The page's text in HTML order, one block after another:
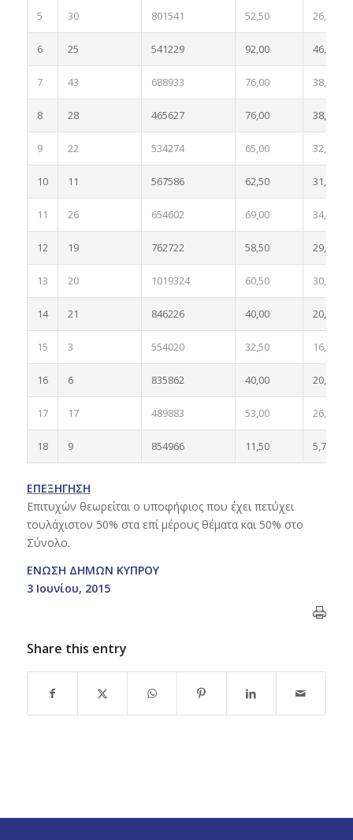
5 30 801541 52,50 26,25
6 25 541229 92,00 46,00
7 43 688933 76,00 38,00
8 28 465627 76,00 38,00
9 22 534274 65,00 32,50
10 11 567586 62,50 31,25
11 26 654602 69,00 34,50
12 19 762722 58,50 29,25
13 20 1019324 60,50 30,25
14 21 846226 40,00 20,00
15 3 554020 32,50 16,25
16 6 835862 40,00 20,00
17 17 489883 53,00 26,50
18 9 854966 11,50 5,75
ΕΠΕΞΗΓΗΣΗ
Επιτυχών θεωρείται ο υποφήφιος που έχει πετύχει
τουλάχιστον 50% στα επί μέρους θέματα και 50% στο
Σύνολο.
ΕΝΩΣΗ ΔΗΜΩΝ ΚΥΠΡΟΥ
3 Ιουνίου, 2015
Share this entry